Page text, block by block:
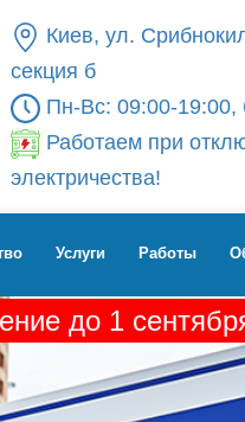
Киев, ул.
секция б
Пн-Вс: 09:00-19:00,
Работаем при
электричества!
Услуги Работы
до 1